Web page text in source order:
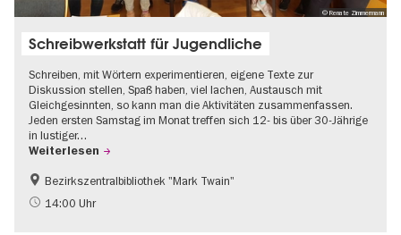
© Renate Zimmermann
Schreibwerkstatt für Jugendliche
Schreiben, mit Wörtern experimentieren, eigene Texte zur
Diskussion stellen, Spaß haben, viel lachen, Austausch mit
Gleichgesinnten, so kann man die Aktivitäten zusammenfassen.
Jeden ersten Samstag im Monat treffen sich 12- bis über 30-Jährige
in lustiger…
Weiterlesen
Literatur
Teenager
Bezirkszentralbibliothek "Mark Twain"
14:00 Uhr